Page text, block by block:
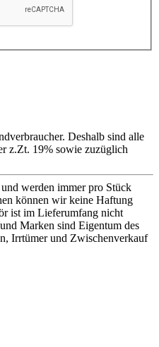
Deshalb sind alle
z.Zt. 19% sowie zuzüglich
werden immer pro Stück
können wir keine Haftung
ist im Lieferumfang nicht
Marken sind Eigentum des
Irrtümer und Zwischenverkauf